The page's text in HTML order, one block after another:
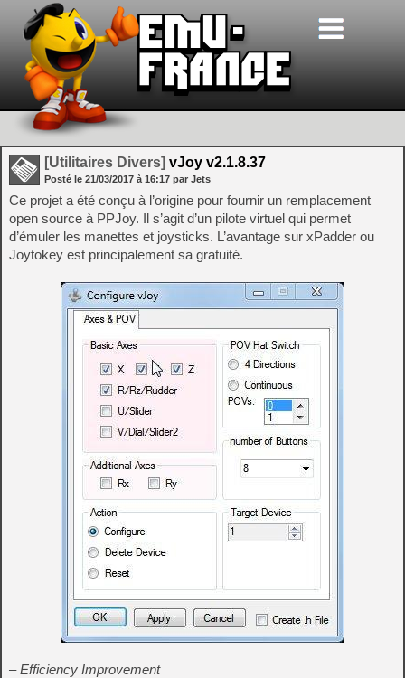
[Utilitaires Divers] vJoy v2.1.8.37
Posté le 21/03/2017 à 16:17 par Jets
Ce projet a été conçu à l’origine pour fournir un remplacement
open source à PPJoy. Il s’agit d’un pilote virtuel qui permet
d’émuler les manettes et joysticks. L’avantage sur xPadder ou
Joytokey est principalement sa gratuité.
– Efficiency Improvement